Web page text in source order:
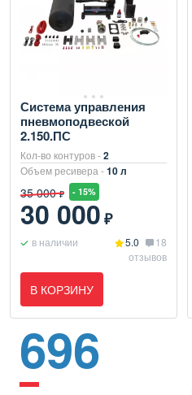
Система управления
пневмоподвеской
2.150.ПС
Кол-во контуров -2
Объем ресивера -10 л
35 000 ₽ - 15%
30 000₽
в наличии 5.0
18
отзывов
В КОРЗИНУ
696